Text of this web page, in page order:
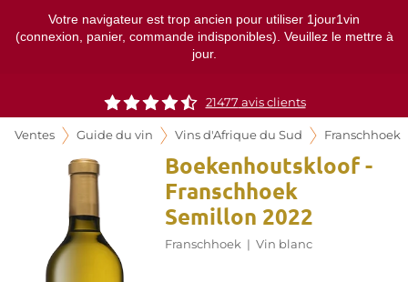
Votre navigateur est trop ancien pour utiliser 1jour1vin
(connexion, panier, commande indisponibles). Veuillez le mettre à
jour.
21477 avis clients
Ventes Guide du vin Vins d'Afrique du Sud Franschhoek
Boekenhoutskloof -
Franschhoek
Semillon 2022
Franschhoek | Vin blanc